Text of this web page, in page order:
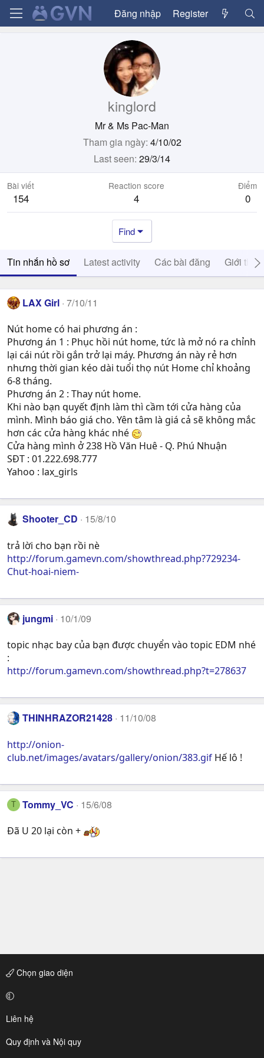
Đăng nhập Register
kinglord
Mr & Ms Pac-Man
Tham gia ngày 4/10/02
Last seen 29/3/14
Bài viết
154
Reaction score
4
Điểm
0
Find
Tin nhắn hồ sơ Latest activity Các bài đăng Giới thiệu
LAX Girl 7/10/11
Nút home có hai phương án :
Phương án 1 : Phục hồi nút home, tức là mở nó ra chỉnh
lại cái nút rồi gắn trở lại máy. Phương án này rẻ hơn
nhưng thời gian kéo dài tuổi thọ nút Home chỉ khoảng
6-8 tháng.
Phương án 2 : Thay nút home.
Khi nào bạn quyết định làm thì cầm tới cửa hàng của
mình. Mình báo giá cho. Yên tâm là giá cả sẽ không mắc
hơn các cửa hàng khác nhé
Cửa hàng mình ở 238 Hồ Văn Huê - Q. Phú Nhuận
SĐT : 01.222.698.777
Yahoo : lax_girls
Shooter_CD 15/8/10
trả lời cho bạn rồi nè
http://forum.gamevn.com/showthread.php?729234-
Chut-hoai-niem-
jungmi 10/1/09
topic nhạc bay của bạn được chuyển vào topic EDM nhé
:
http://forum.gamevn.com/showthread.php?t=278637
THINHRAZOR21428 11/10/08
http://onion-
club.net/images/avatars/gallery/onion/383.gif Hế lô !
T Tommy_VC 15/6/08
Đã U 20 lại còn +
Chọn giao diện
Liên hệ
Quy định và Nội quy